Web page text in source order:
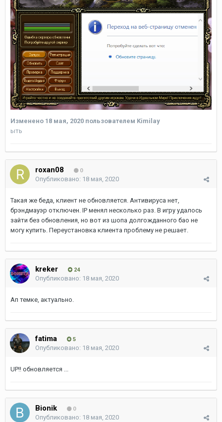
Изменено 18 мая, 2020 пользователем Kimilay
ыть
roxan08 0
Опубликовано: 18 мая, 2020
Такая же беда, клиент не обновляется. Антивируса нет,
брэндмауэр отключен. IP менял несколько раз. В игру удалось
зайти без обновления, но вот из шопа долгожданного бао не
могу купить. Переустановка клиента проблему не решает.
kreker 24
Опубликовано: 18 мая, 2020
Ап темке, актуально.
fatima 5
Опубликовано: 18 мая, 2020
UP!! обновляется ...
Bionik 0
Опубликовано: 18 мая, 2020